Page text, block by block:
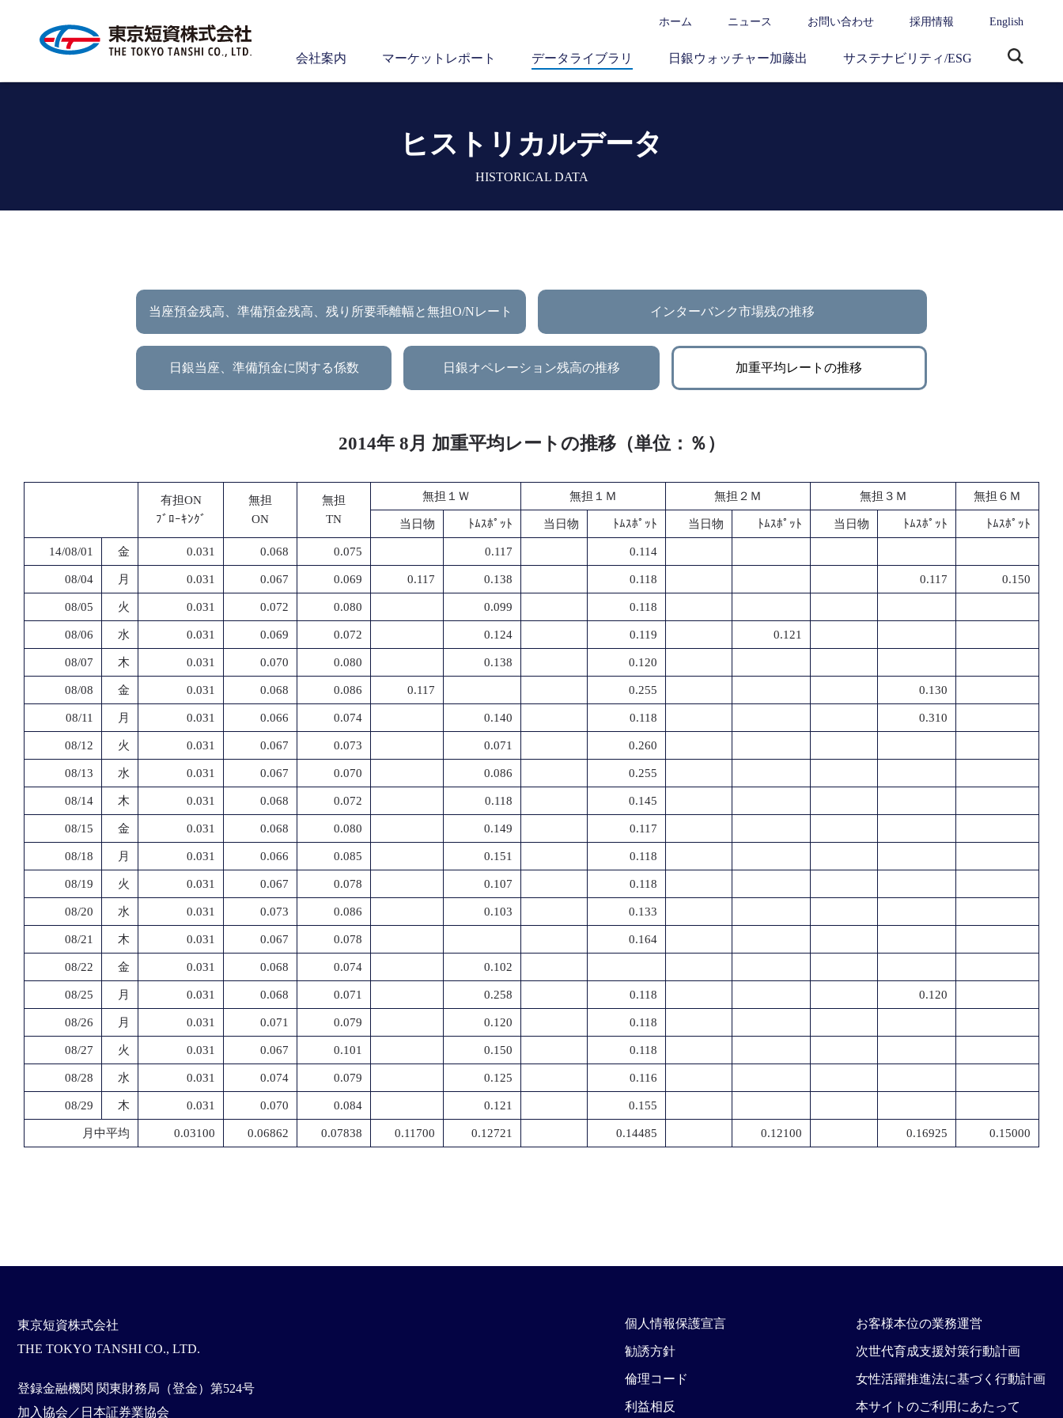
ホーム ニュース お問い合わせ 採用情報 English
会社案内 マーケットレポート データライブラリ 日銀ウォッチャー加藤出 サステナビリティ/ESG
ヒストリカルデータ
HISTORICAL DATA
当座預金残高、準備預金残高、残り所要乖離幅と無担O/Nレート インターバンク市場残の推移
日銀当座、準備預金に関する係数 日銀オペレーション残高の推移 加重平均レートの推移
2014年 8月 加重平均レートの推移（単位：％）
有担ON
ﾌﾞﾛｰｷﾝｸﾞ
無担
ON
無担
TN
無担１Ｗ 無担１Ｍ 無担２Ｍ 無担３Ｍ 無担６Ｍ
当日物 ﾄﾑｽﾎﾟｯﾄ 当日物 ﾄﾑｽﾎﾟｯﾄ 当日物 ﾄﾑｽﾎﾟｯﾄ 当日物 ﾄﾑｽﾎﾟｯﾄ ﾄﾑｽﾎﾟｯﾄ
14/08/01 金 0.031 0.068 0.075 0.117 0.114
08/04 月 0.031 0.067 0.069 0.117 0.138 0.118 0.117 0.150
08/05 火 0.031 0.072 0.080 0.099 0.118
08/06 水 0.031 0.069 0.072 0.124 0.119 0.121
08/07 木 0.031 0.070 0.080 0.138 0.120
08/08 金 0.031 0.068 0.086 0.117 0.255 0.130
08/11 月 0.031 0.066 0.074 0.140 0.118 0.310
08/12 火 0.031 0.067 0.073 0.071 0.260
08/13 水 0.031 0.067 0.070 0.086 0.255
08/14 木 0.031 0.068 0.072 0.118 0.145
08/15 金 0.031 0.068 0.080 0.149 0.117
08/18 月 0.031 0.066 0.085 0.151 0.118
08/19 火 0.031 0.067 0.078 0.107 0.118
08/20 水 0.031 0.073 0.086 0.103 0.133
08/21 木 0.031 0.067 0.078 0.164
08/22 金 0.031 0.068 0.074 0.102
08/25 月 0.031 0.068 0.071 0.258 0.118 0.120
08/26 月 0.031 0.071 0.079 0.120 0.118
08/27 火 0.031 0.067 0.101 0.150 0.118
08/28 水 0.031 0.074 0.079 0.125 0.116
08/29 木 0.031 0.070 0.084 0.121 0.155
月中平均 0.03100 0.06862 0.07838 0.11700 0.12721 0.14485 0.12100 0.16925 0.15000
東京短資株式会社
THE TOKYO TANSHI CO., LTD.
登録金融機関 関東財務局（登金）第524号
加入協会／日本証券業協会
個人情報保護宣言
勧誘方針
倫理コード
利益相反
お客様本位の業務運営
次世代育成支援対策行動計画
女性活躍推進法に基づく行動計画
本サイトのご利用にあたって